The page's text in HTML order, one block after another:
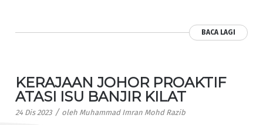
BACA LAGI
KERAJAAN JOHOR PROAKTIF
ATASI ISU BANJIR KILAT
24 Dis 2023 / oleh Muhammad Imran Mohd Razib